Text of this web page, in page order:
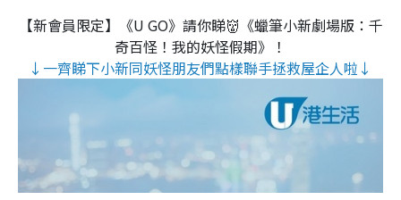
【新會員限定】《U GO》請你睇👹《蠟筆小新劇場版：千
奇百怪！我的妖怪假期》！
↓一齊睇下小新同妖怪朋友們點樣聯手拯救屋企人啦↓